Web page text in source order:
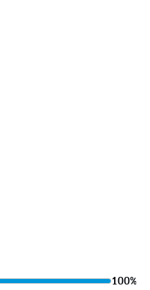
bergen. Het
je lengte. Aan de
voor je
een inhoud van
droog blijven bij
je hem makkelijk
en kwaliteit. Deze
lichter en een stuk
100%